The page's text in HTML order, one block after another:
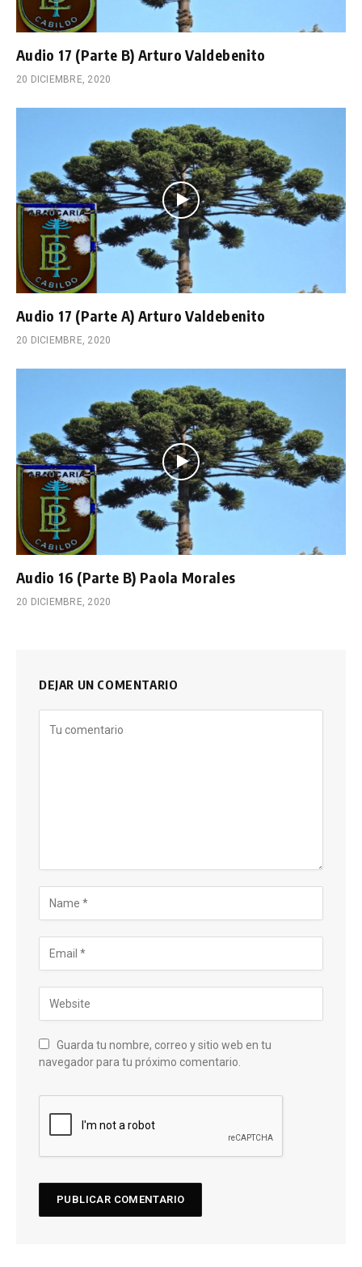
Audio 17 (Parte B) Arturo Valdebenito
20 DICIEMBRE, 2020
Audio 17 (Parte A) Arturo Valdebenito
20 DICIEMBRE, 2020
Audio 16 (Parte B) Paola Morales
20 DICIEMBRE, 2020
DEJAR UN COMENTARIO
Guarda tu nombre, correo y sitio web en tu
navegador para tu próximo comentario.